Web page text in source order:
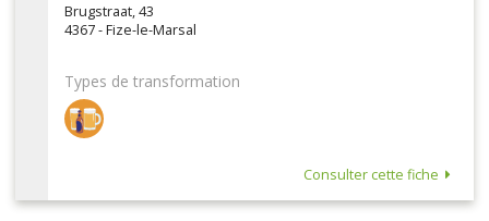
Brugstraat, 43
4367 - Fize-le-Marsal
Types de transformation
Consulter cette fiche